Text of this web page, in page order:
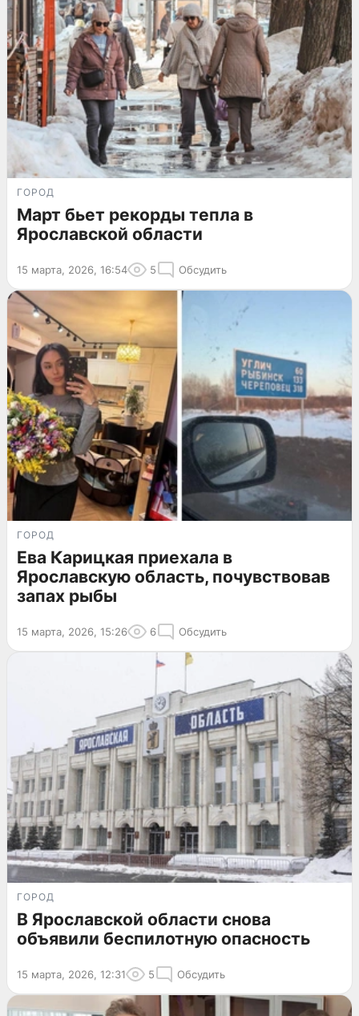
ГОРОД
Март бьет рекорды тепла в
Ярославской области
15 марта, 2026, 16:54 5 Обсудить
ГОРОД
Ева Карицкая приехала в
Ярославскую область, почувствовав
запах рыбы
15 марта, 2026, 15:26 6 Обсудить
ГОРОД
В Ярославской области снова
объявили беспилотную опасность
15 марта, 2026, 12:31 5 Обсудить